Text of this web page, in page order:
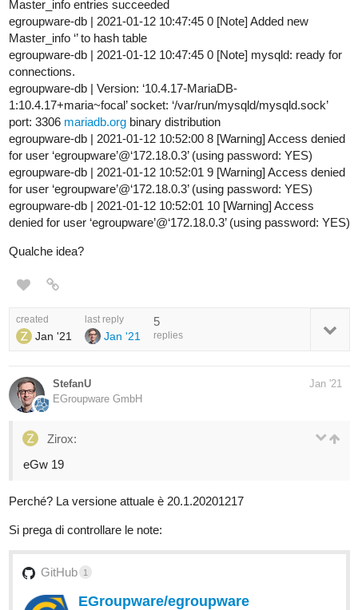
Master_info entries succeeded
egroupware-db | 2021-01-12 10:47:45 0 [Note] Added new
Master_info ‘’ to hash table
egroupware-db | 2021-01-12 10:47:45 0 [Note] mysqld: ready for
connections.
egroupware-db | Version: ‘10.4.17-MariaDB-
1:10.4.17+maria~focal’ socket: ‘/var/run/mysqld/mysqld.sock’
port: 3306 mariadb.org binary distribution
egroupware-db | 2021-01-12 10:52:00 8 [Warning] Access denied
for user ‘egroupware’@‘172.18.0.3’ (using password: YES)
egroupware-db | 2021-01-12 10:52:01 9 [Warning] Access denied
for user ‘egroupware’@‘172.18.0.3’ (using password: YES)
egroupware-db | 2021-01-12 10:52:01 10 [Warning] Access
denied for user ‘egroupware’@‘172.18.0.3’ (using password: YES)
Qualche idea?
created
Jan '21
last reply
Jan '21
5
replies
StefanU
EGroupware GmbH
Jan '21
Zirox:
eGw 19
Perché? La versione attuale è 20.1.20201217
Si prega di controllare le note:
GitHub 1
EGroupware/egroupware